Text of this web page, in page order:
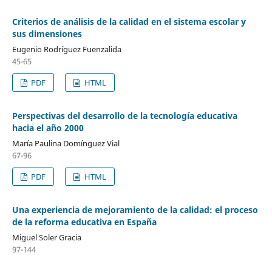
Criterios de análisis de la calidad en el sistema escolar y
sus dimensiones
Eugenio Rodríguez Fuenzalida
45-65
PDF
HTML
Perspectivas del desarrollo de la tecnología educativa
hacia el año 2000
María Paulina Domínguez Vial
67-96
PDF
HTML
Una experiencia de mejoramiento de la calidad: el proceso
de la reforma educativa en España
Miguel Soler Gracia
97-144